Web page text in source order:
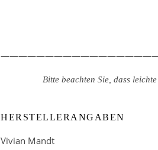
Bitte beachten Sie, dass
HERSTELLERANGABEN
Vivian Mandt